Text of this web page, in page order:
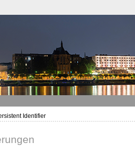
Identifier